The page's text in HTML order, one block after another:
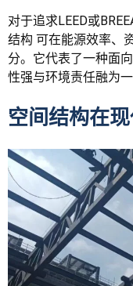
对于追求LEED或
结构 可在能源效率、
分。它代表了一种面
性强与环境责任融为一
空间结构在